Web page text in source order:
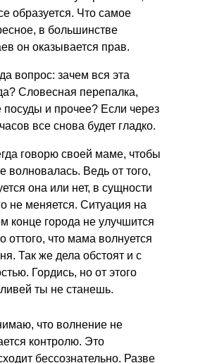
образуется. Что самое
в большинстве
он оказывается прав.
вопрос: зачем вся эта
Словесная перепалка,
посуды и прочее? Если через
все снова будет гладко.
говорю своей маме, чтобы
волновалась. Ведь от того,
она или нет, в сущности
не меняется. Ситуация на
конце города не улучшится
оттого, что мама волнуется
Так же дела обстоят и с
Гордись, но от этого
ты не станешь.
что волнение не
контролю. Это
бессознательно. Разве